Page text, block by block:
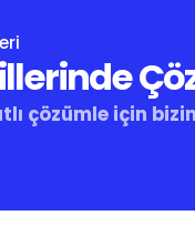
çözümle için